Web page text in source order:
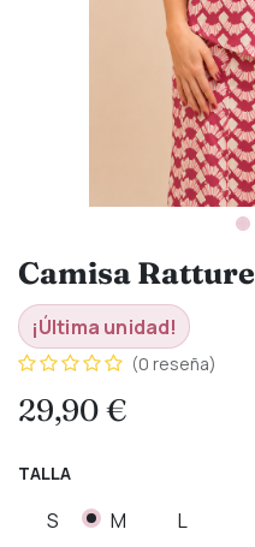
Camisa Ratture
¡Última unidad!
(0 reseña)
29,90€
TALLA
S M L